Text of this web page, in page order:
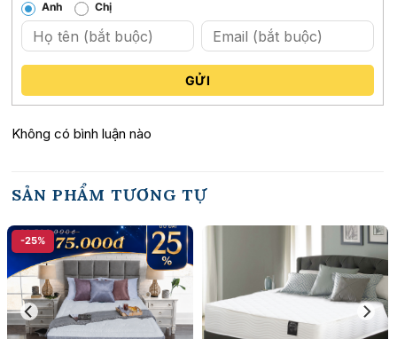
Đây là chất liệu làm mát dẫn đầu thị trường về cả công năng
lẫn độ bền. Mang lại trải nghiệm ngủ mới, mát lạnh hoàn toàn
đặc biệt cho người dùng.
Vải dệt kim (hay vải Knit) mềm mại, có tính năng co giãn tốt,
không bị nhăn trong suốt quá trình sử dụng nệm.
Anh Chị
GỬI
Không có bình luận nào
SẢN PHẨM TƯƠNG TỰ
-25%